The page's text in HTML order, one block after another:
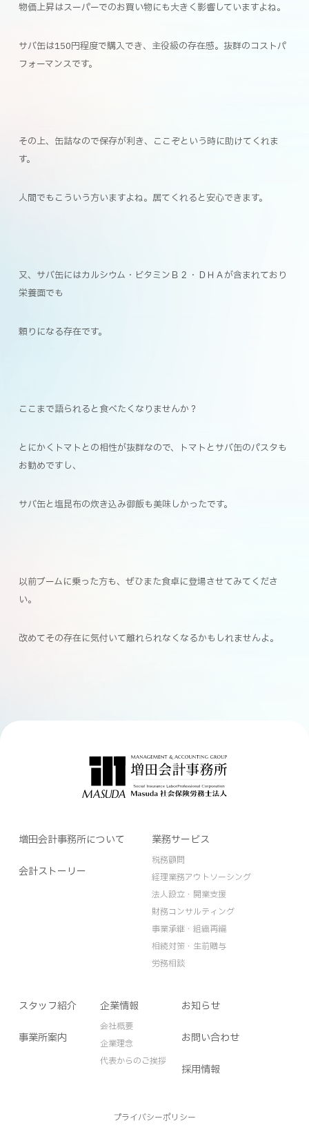
物価上昇はスーパーでのお買い物にも大きく影響していますよね。
サバ缶は150円程度で購入でき、主役級の存在感。抜群のコストパ
フォーマンスです。
その上、缶詰なので保存が利き、ここぞという時に助けてくれま
す。
人間でもこういう方いますよね。居てくれると安心できます。
又、サバ缶にはカルシウム・ビタミンＢ２・ＤＨＡが含まれており
栄養面でも
頼りになる存在です。
ここまで語られると食べたくなりませんか？
とにかくトマトとの相性が抜群なので、トマトとサバ缶のパスタも
お勧めですし、
サバ缶と塩昆布の炊き込み御飯も美味しかったです。
以前ブームに乗った方も、ぜひまた食卓に登場させてみてくださ
い。
改めてその存在に気付いて離れられなくなるかもしれませんよ。
増田会計事務所について
会計ストーリー
業務サービス
税務顧問
経理業務アウトソーシング
法人設立・開業支援
財務コンサルティング
事業承継・組織再編
相続対策・生前贈与
労務相談
スタッフ紹介
事業所案内
企業情報
会社概要
企業理念
代表からのご挨拶
お知らせ
お問い合わせ
採用情報
プライバシーポリシー